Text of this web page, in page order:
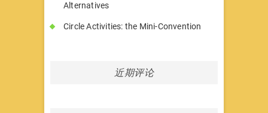
Alternatives
Circle Activities: the Mini-Convention
近期评论